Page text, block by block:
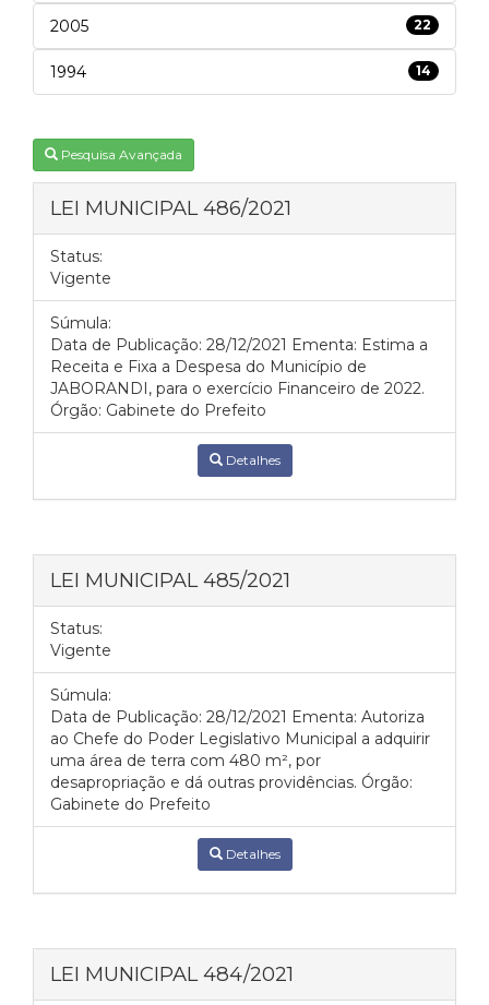
2005 22
1994 14
Pesquisa Avançada
LEI MUNICIPAL 486/2021
Status:
Vigente
Súmula:
Data de Publicação: 28/12/2021 Ementa: Estima a
Receita e Fixa a Despesa do Município de
JABORANDI, para o exercício Financeiro de 2022.
Órgão: Gabinete do Prefeito
Detalhes
LEI MUNICIPAL 485/2021
Status:
Vigente
Súmula:
Data de Publicação: 28/12/2021 Ementa: Autoriza
ao Chefe do Poder Legislativo Municipal a adquirir
uma área de terra com 480 m², por
desapropriação e dá outras providências. Órgão:
Gabinete do Prefeito
Detalhes
LEI MUNICIPAL 484/2021